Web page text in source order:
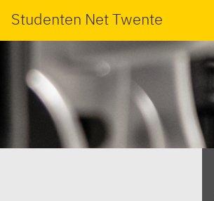
Studenten Net Twente